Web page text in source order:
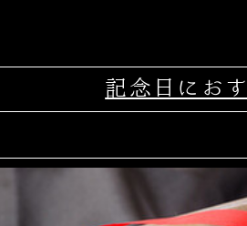
記念日にお